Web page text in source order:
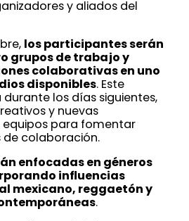
y aliados del
los participantes serán
grupos de trabajo y
colaborativas en uno
disponibles. Este
los días siguientes,
y nuevas
equipos para fomentar
de colaboración.
enfocadas en géneros
influencias
mexicano, reggaetón y
.